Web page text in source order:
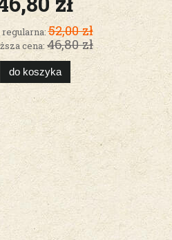
regularna:52,00 zł
cena: 46,80 zł
do koszyka